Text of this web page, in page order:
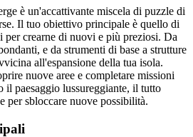
è un'accattivante miscela di puzzle di
Il tuo obiettivo principale è quello di
per crearne di nuovi e più preziosi. Da
e da strumenti di base a strutture
all'espansione della tua isola.
nuove aree e completare missioni
il paesaggio lussureggiante, il tutto
per sbloccare nuove possibilità.